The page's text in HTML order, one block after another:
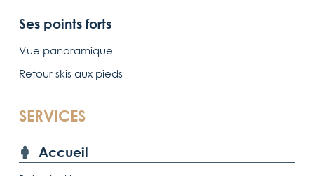
Ses points forts
Vue panoramique
Retour skis aux pieds
SERVICES
Accueil